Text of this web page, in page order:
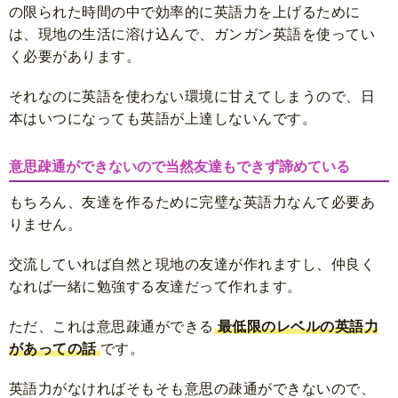
の限られた時間の中で効率的に英語力を上げるために
は、現地の生活に溶け込んで、ガンガン英語を使ってい
く必要があります。
それなのに英語を使わない環境に甘えてしまうので、日
本はいつになっても英語が上達しないんです。
意思疎通ができないので当然友達もできず諦めている
もちろん、友達を作るために完璧な英語力なんて必要あ
りません。
交流していれば自然と現地の友達が作れますし、仲良く
なれば一緒に勉強する友達だって作れます。
ただ、これは意思疎通ができる 最低限のレベルの英語力
があっての話 です。
英語力がなければそもそも意思の疎通ができないので、